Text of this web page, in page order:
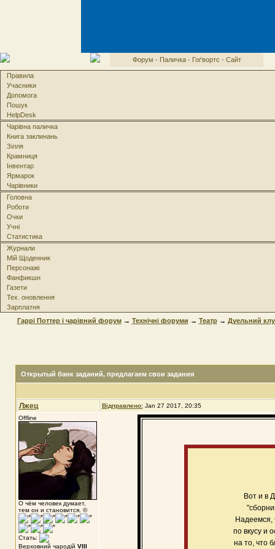
Форум · Паличка· Гоґвортс · Сайт
Правила
Учасники
Допомога
Пошук
HelpDesk
Чарівна паличка
Книга заклинань
Зілля
Крамниця
Інвентар
Ярмарок
Чарівники
Головна
Роботи
Очки
Учні
Статистика
Журнали
Мій Щоденник
Персонажі
Фанфикшн
Газети
Тех. оновлення
Зарплатня
Гаррі Поттер і чарівний форум→ Технічні форуми → Театр→ Дуельний
Открытый банк заданий, предлагаем свои задания
Лжец Відправлено: Jan 27 2017, 20:35
Offline
О чём человек думает,
тем он и становится. ©
Стать:
Верховний чародій VIII
Вот и в
Надеемся,
по вкусу и
на то, что